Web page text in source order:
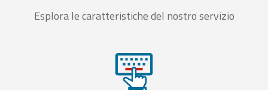
Esplora le caratteristiche del nostro servizio